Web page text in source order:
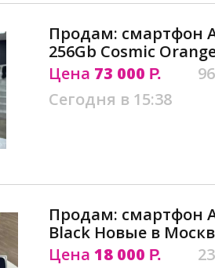
Продам: смартфон
256Gb Cosmic
Цена 73 000 Р.
Сегодня в 15:38
Продам: смартфон
Black Новые в
Цена 18 000 Р.